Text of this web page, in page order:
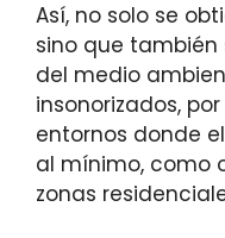
Así, no solo se
sino que
del medio
insonorizados,
entornos donde
al mínimo, como
zonas